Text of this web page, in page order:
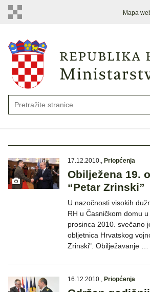
Mapa
17.12.2010., Priopćenja
Obilježena 19.
“Petar Zrinski”
U nazočnosti visokih
RH u Časničkom domu
prosinca 2010. svečano
obljetnica Hrvatskog
Zrinski". Obilježavanje …
16.12.2010., Priopćenja